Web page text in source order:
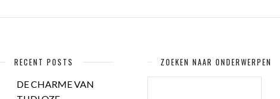
RECENT POSTS
DE CHARME VAN
ZOEKEN NAAR ONDERWERPEN